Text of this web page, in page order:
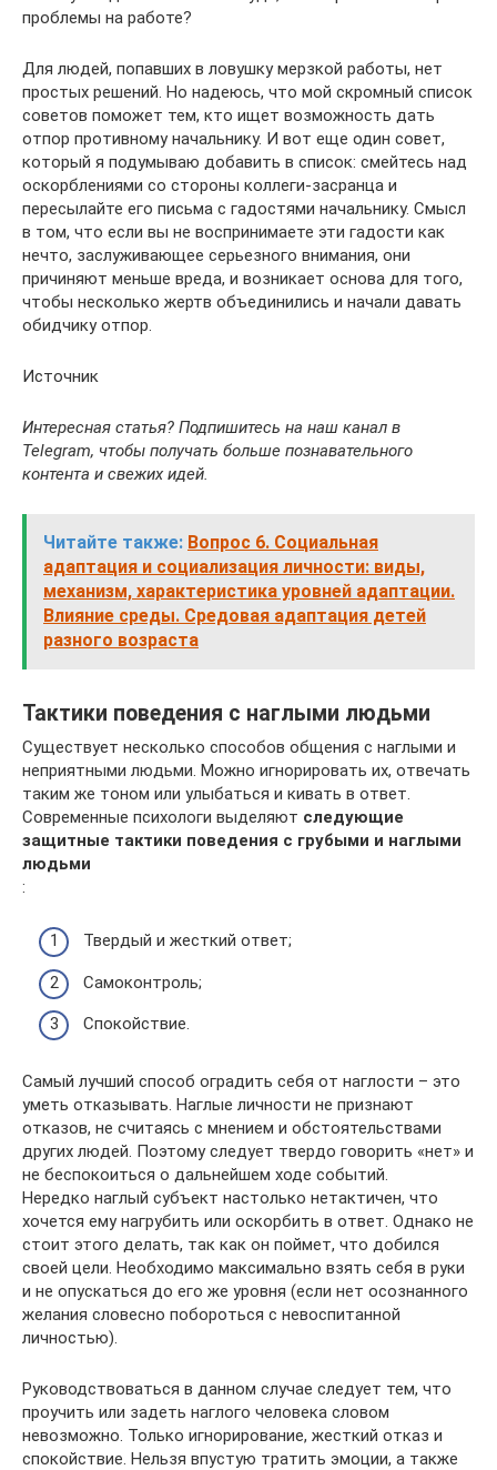
проблемы на работе?
Для людей, попавших в ловушку мерзкой работы, нет
простых решений. Но надеюсь, что мой скромный список
советов поможет тем, кто ищет возможность дать
отпор противному начальнику. И вот еще один совет,
который я подумываю добавить в список: смейтесь над
оскорблениями со стороны коллеги-засранца и
пересылайте его письма с гадостями начальнику. Смысл
в том, что если вы не воспринимаете эти гадости как
нечто, заслуживающее серьезного внимания, они
причиняют меньше вреда, и возникает основа для того,
чтобы несколько жертв объединились и начали давать
обидчику отпор.
Источник
Интересная статья? Подпишитесь на наш канал в
Telegram, чтобы получать больше познавательного
контента и свежих идей.
Читайте также: Вопрос 6. Социальная
адаптация и социализация личности: виды,
механизм, характеристика уровней адаптации.
Влияние среды. Средовая адаптация детей
разного возраста
Тактики поведения с наглыми людьми
Существует несколько способов общения с наглыми и
неприятными людьми. Можно игнорировать их, отвечать
таким же тоном или улыбаться и кивать в ответ.
Современные психологи выделяют следующие
защитные тактики поведения с грубыми и наглыми
людьми
:
Твердый и жесткий ответ;
Самоконтроль;
Спокойствие.
Самый лучший способ оградить себя от наглости – это
уметь отказывать. Наглые личности не признают
отказов, не считаясь с мнением и обстоятельствами
других людей. Поэтому следует твердо говорить «нет» и
не беспокоиться о дальнейшем ходе событий.
Нередко наглый субъект настолько нетактичен, что
хочется ему нагрубить или оскорбить в ответ. Однако не
стоит этого делать, так как он поймет, что добился
своей цели. Необходимо максимально взять себя в руки
и не опускаться до его же уровня (если нет осознанного
желания словесно побороться с невоспитанной
личностью).
Руководствоваться в данном случае следует тем, что
проучить или задеть наглого человека словом
невозможно. Только игнорирование, жесткий отказ и
спокойствие. Нельзя впустую тратить эмоции, а также